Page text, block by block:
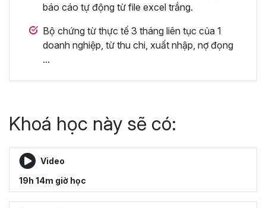
báo cáo tự động từ file excel trắng.
Bộ chứng từ thực tế 3 tháng liên tục của 1
doanh nghiệp, từ thu chi, xuất nhập, nợ đọng
...
Khoá học này sẽ có:
Video
19h 14m giờ học